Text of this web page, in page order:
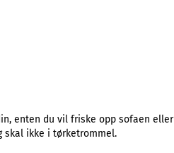
enten du vil friske opp sofaen
skal ikke i tørketrommel.